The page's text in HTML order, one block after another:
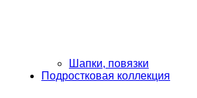
Шапки, повязки
Подростковая коллекция